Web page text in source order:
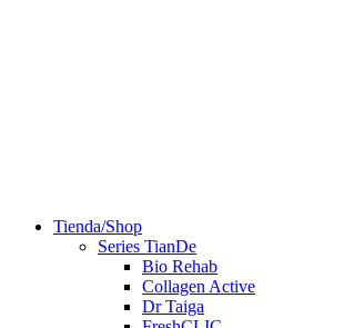
Tienda/Shop
Series TianDe
Bio Rehab
Collagen Active
Dr Taiga